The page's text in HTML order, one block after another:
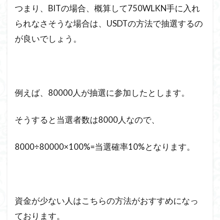
つまり、BITの場合、概算して750WLKN手に入れ
られなさそうな場合は、USDTの方法で抽選するの
が良いでしょう。
例えば、80000人が抽選に参加したとします。
そうすると当選者数は8000人なので、
8000÷80000×100%=当選確率10%となります。
資金が少ない人はこちらの方法がおすすめになっ
ております。